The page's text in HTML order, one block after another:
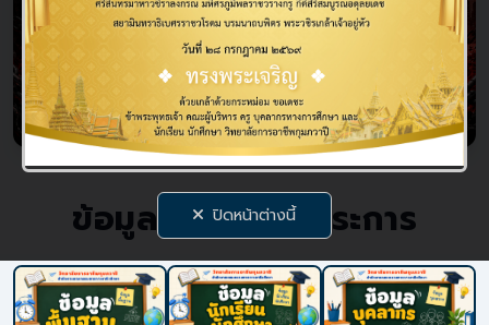
ปิดหน้าต่างนี้
❮ ❯
ข้อมูลพื้นฐาน 9 ประการ